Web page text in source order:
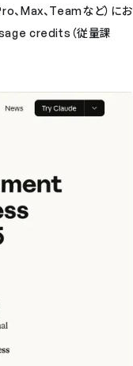
、Max、Teamなど）にお
credits（従量課